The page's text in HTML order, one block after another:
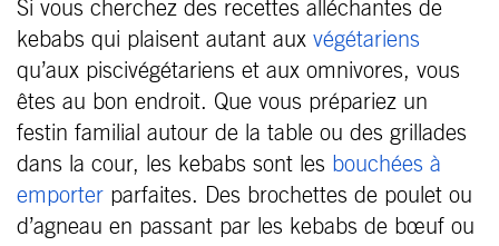
Si vous cherchez des recettes alléchantes de
kebabs qui plaisent autant aux végétariens
qu’aux piscivégétariens et aux omnivores, vous
êtes au bon endroit. Que vous prépariez un
festin familial autour de la table ou des grillades
dans la cour, les kebabs sont les bouchées à
emporter parfaites. Des brochettes de poulet ou
d’agneau en passant par les kebabs de bœuf ou